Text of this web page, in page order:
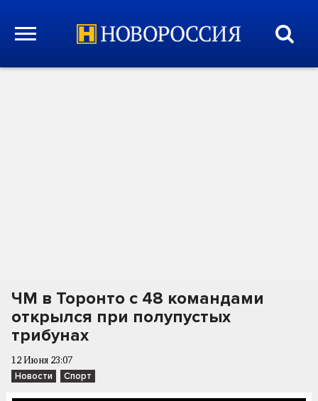
ЧМ в Торонто с 48 командами
открылся при полупустых
трибунах
12 Июня 23:07
Новости Спорт